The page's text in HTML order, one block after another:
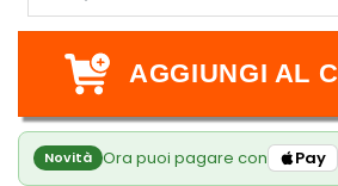
AGGIUNGI AL
Novità Ora puoi pagare con Pay